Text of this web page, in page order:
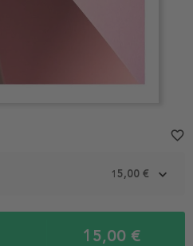
15,00 €
15,00 €
favorite_border